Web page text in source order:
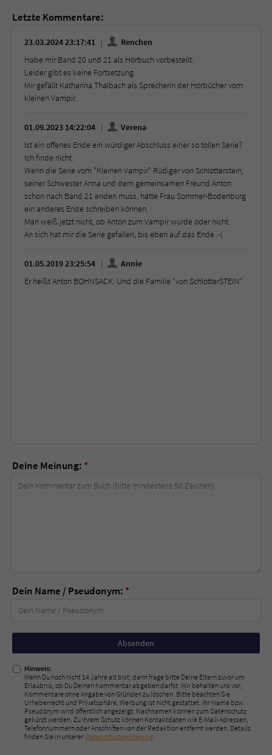
Letzte Kommentare:
23.03.2024 23:17:41
Renchen
Habe mir Band 20 und 21 als Hörbuch vorbestellt.
Leider gibt es keine Fortsetzung.
Mir gefällt Katharina Thalbach als Sprecherin der Hörbücher vom
kleinen Vampir.
01.09.2023 14:22:04
Verena
Ist ein offenes Ende ein würdiger Abschluss einer so tollen Serie?
Ich finde nicht.
Wenn die Serie vom "Kleinen Vampir" Rüdiger von Schlotterstein,
seiner Schwester Anna und dem gemeinsamen Freund Anton
schon nach Band 21 enden muss, hätte Frau Sommer-Bodenburg
ein anderes Ende schreiben können.
Man weiß jetzt nicht, ob Anton zum Vampir wurde oder nicht.
An sich hat mir die Serie gefallen, bis eben auf das Ende :-(
01.05.2019 23:25:54
Annie
Er heißt Anton BOHNSACK. Und die Familie "von SchlotterSTEIN".
Deine Meinung: *
Dein Name / Pseudonym: *
Nicht
ausfüllen!
Hinweis:
Wenn Du noch nicht 14 Jahre alt bist, dann frage bitte Deine Eltern zuvor um
Erlaubnis, ob Du Deinen Kommentar abgeben darfst. Wir behalten uns vor,
Kommentare ohne Angabe von Gründen zu löschen. Bitte beachten Sie
Urheberrecht und Privatsphäre; Werbung ist nicht gestattet. Ihr Name bzw.
Pseudonym wird öffentlich angezeigt; Nachnamen können zum Datenschutz
gekürzt werden. Zu Ihrem Schutz können Kontaktdaten wie E-Mail-Adressen,
Telefonnummern oder Anschriften von der Redaktion entfernt werden. Details
finden Sie in unserer Datenschutzerklärung.